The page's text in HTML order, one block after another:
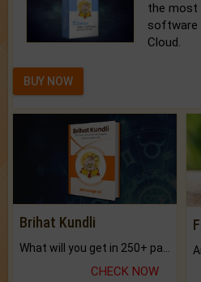
the most
software
Cloud.
BUY NOW
Brihat Kundli
CHECK NOW